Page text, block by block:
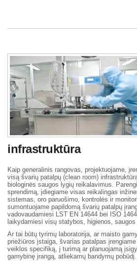
infrastruktūra
Kaip generalinis rangovas, projektuojame,
visą švarių patalpų (clean room)
biologinės saugos lygių reikalavimus.
sprendimą, įdiegiame visas reikalingas
sistemas, oro paruošimo, kontrolės ir
sumontuojame papildomą švarių patalpų
vadovaudamiesi LST EN 14644 bei ISO
laikydamiesi visų statybos, higienos,
Ar tai būtų tyrimų laboratorija, ar maisto
priežiūros įstaiga, švarias patalpas
veiklos specifiką, į turimą ar planuojamą
gamybinę įrangą, atliekamų bandymų pobūdį.